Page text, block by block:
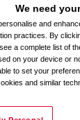
We need
and
practices. By
a complete list of
on your device or
to set your
and similar